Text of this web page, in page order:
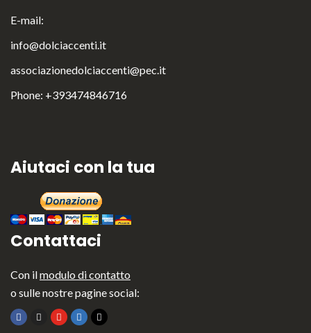
E-mail:
info@dolciaccenti.it
associazionedolciaccenti@pec.it
Phone: +393474846716
Aiutaci con la tua
Contattaci
Con ilmodulo di contatto
o sulle nostre pagine social: